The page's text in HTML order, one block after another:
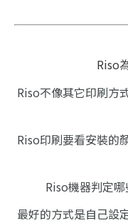
Riso
Riso不像其它印刷方
Riso印刷要看安裝的
Riso機器判定
最好的方式是自己設